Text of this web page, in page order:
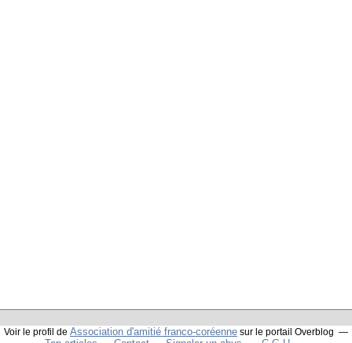
Voir le profil de Association d'amitié franco-coréenne sur le portail Overblog